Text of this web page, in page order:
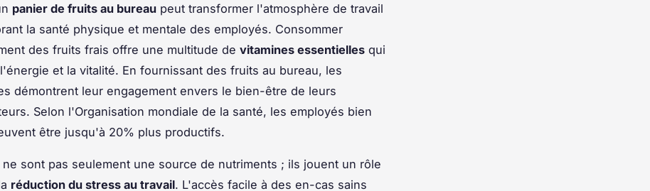
panier de fruits au bureau peut transformer l'atmosphère de travail
la santé physique et mentale des employés. Consommer
des fruits frais offre une multitude de vitamines essentielles qui
et la vitalité. En fournissant des fruits au bureau, les
démontrent leur engagement envers le bien-être de leurs
Selon l'Organisation mondiale de la santé, les employés bien
être jusqu'à 20% plus productifs.
sont pas seulement une source de nutriments ; ils jouent un rôle
réduction du stress au travail. L'accès facile à des en-cas sains